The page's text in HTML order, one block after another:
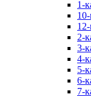
1-
2-
3-
4-
5-
6-
7-